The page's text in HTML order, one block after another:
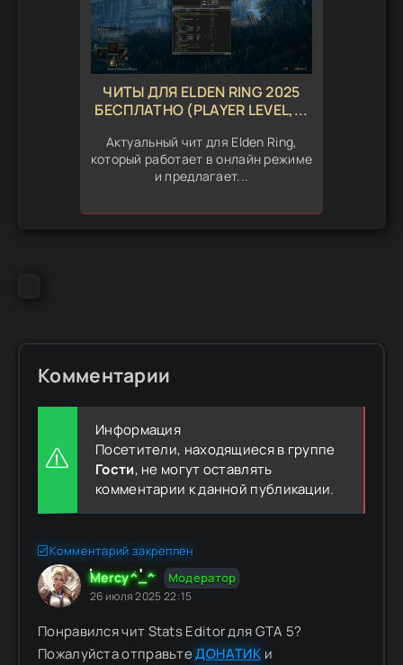
ЧИТЫ ДЛЯ ELDEN RING 2025
БЕСПЛАТНО (PLAYER LEVEL,...
Актуальный чит для Elden Ring,
который работает в онлайн режиме
и предлагает...
Комментарии
Информация
Посетители, находящиеся в группе
Гости, не могут оставлять
комментарии к данной публикации.
Комментарий закреплен
Mercy^_^ Модератор
26 июля 2025 22:15
Понравился чит Stats Editor для GTA 5?
Пожалуйста отправьтеДОНАТИКи